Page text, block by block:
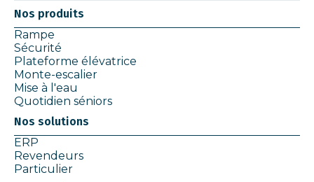
Nos produits
Rampe
Sécurité
Plateforme élévatrice
Monte-escalier
Mise à l'eau
Quotidien séniors
Nos solutions
ERP
Revendeurs
Particulier